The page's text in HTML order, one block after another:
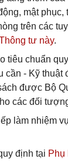
mật phục,
trên các
tư này.
tiêu chuẩn
- Kỹ thuật
được Bộ
các đối
làm nhiệm
định tại Phụ